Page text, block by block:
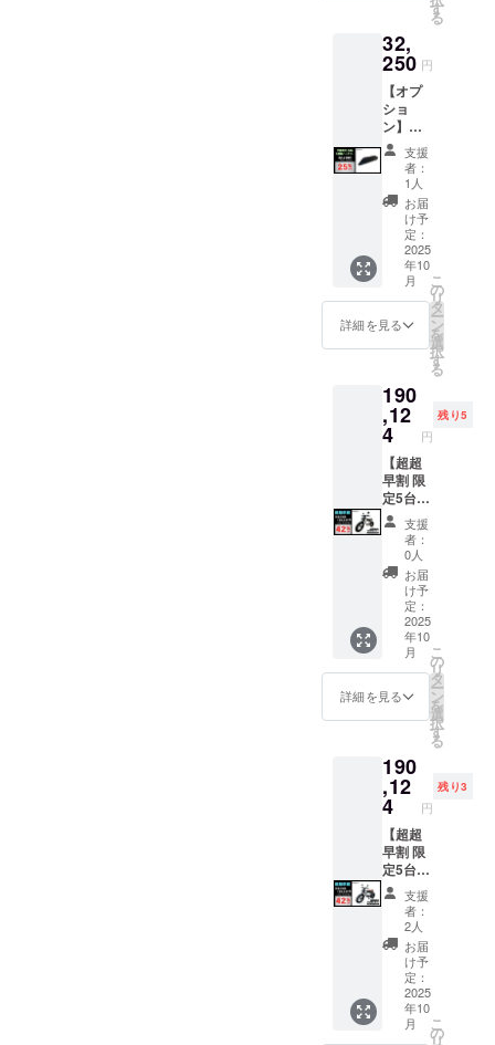
そんな精神
をモノづく
りに込め
て、私たち
はプロダク
トを開発し
ています。
常の喧騒か
れ、心と体
を整える。
CAMPNINJA
は、現代人
のための“静
サポートし
あなたにい
い未来をプ
ラス＝イー
プラスミラ
島への
お届け
にはご
利用で
きませ
ん。 ●
適格請
求書発
行事業
者登録
番号：
あり ※
適格請
求書発
行事業
者登録
番号の
スが必
要な場
合は、
Makuak
eメッ
セージ
にて実
行者に
直接お
問合せ
くださ
い。
イープ
ライ
RHINO
B専用の
16Ah標
準バッ
テリー
です。
※車体に
は16Ah
バッテ
リーを
標準装
備して
いま
す。 ※
電動バ
イク本
一緒に
配送予
定で
す。 ※
予備
バッテ
リーは
本商品
は付き
ません
のでご
注意く
ださい
※PSE
マーク
（その
他法定
表示を
応車種
・
RHINO
B（500
w 原付
一種 電
動バイ
ク） ・
RHINO
B（100
0w 原付
二種 電
動バイ
ク）
す
る
32,
250 円
【オプ
ショ
ン】
RHINO
B
21.5Ah
大容量
バッテ
リー ●
一般販
売予定
価格：
43,000
円の
25%OF
F ・
ラスミ
ライ
RHINO
B専用の
21.5Ah
大容量
バッテ
リーで
す。 ※
車体に
は16Ah
バッテ
リーを
標準装
備して
いま
す。 ※
電動バ
イク本
体のお
定日に
一緒に
配送予
定で
す。 ※
オープ
ション
品は商
品本体
は付き
ません
のでご
注意く
ださい
※PSE
マーク
支援
者：
1人
お届
け予
定：
2025
年10
月
詳細を見る
こ
の
リ
タ
ー
ン
を
選
択
す
る
190
,12
4 円
残り5
【超超
早割 限
定5台】
●イープ
ラスミ
ライ
RHINO
バイク
原付一
種500W
モデル
×1台 ●
カ
ラー：
サンド
ジュ (サ
ドル色
はブ
ラック
になり
ます。
オープ
ション
でブラ
ウン色
に変更
できま
す。) ●
一般販
売予定
価格：
支援
者：
0人
お届
け予
定：
2025
年10
月
詳細を見る
こ
の
リ
タ
ー
ン
を
選
択
す
る
190
,12
4 円
残り3
【超超
早割 限
定5台】
●イープ
ラスミ
ライ
RHINO
バイク
原付一
種500W
モデル
支援
者：
2人
お届
け予
定：
2025
年10
月
こ
の